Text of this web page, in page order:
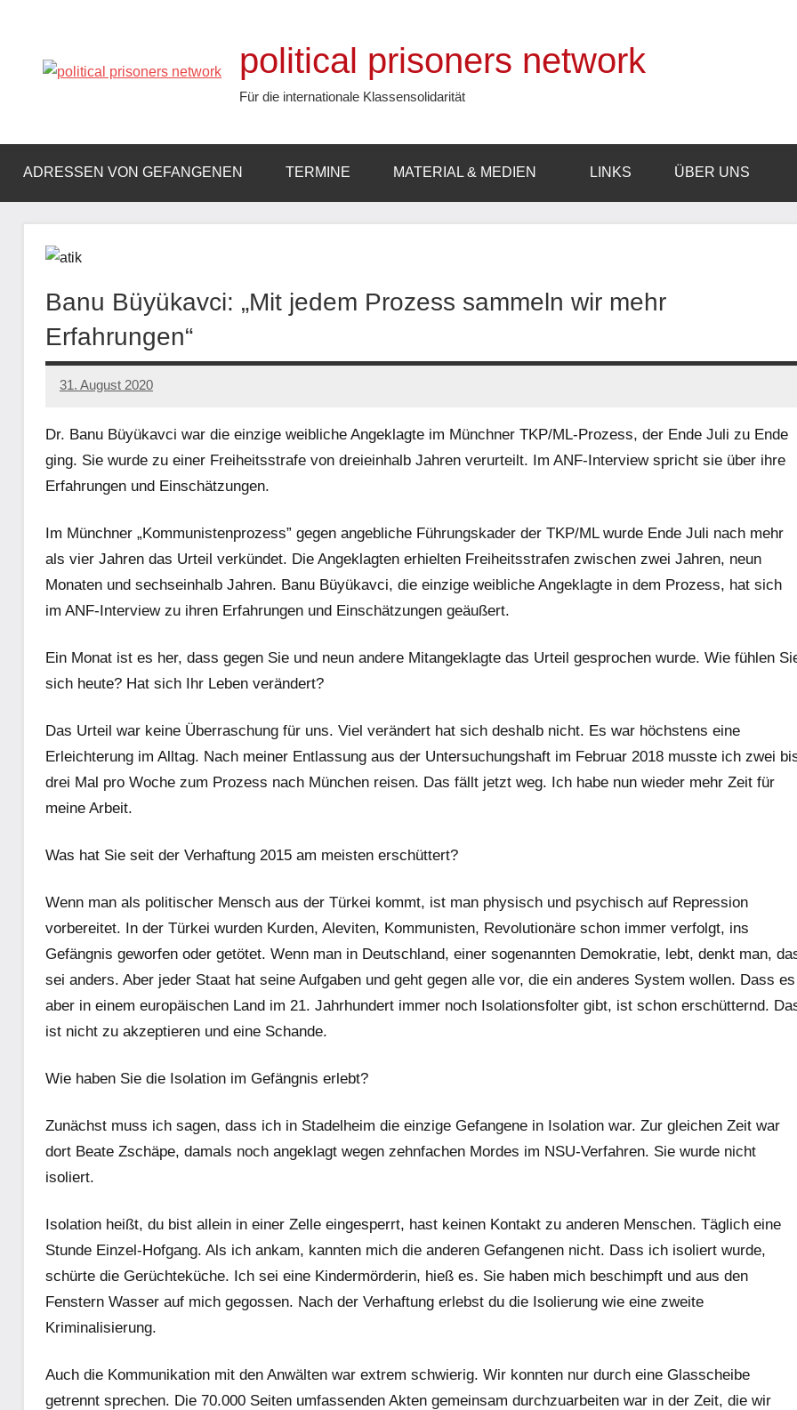
springen
political prisoners network
Für die internationale Klassensolidarität
ADRESSEN VON GEFANGENEN TERMINE MATERIAL & MEDIEN LINKS ÜBER UNS
Banu Büyükavci: „Mit jedem Prozess sammeln wir mehr
Erfahrungen“
31. August 2020
admin
Dr. Banu Büyükavci war die einzige weibliche Angeklagte im Münchner TKP/ML-Prozess, der Ende Juli zu Ende
ging. Sie wurde zu einer Freiheitsstrafe von dreieinhalb Jahren verurteilt. Im ANF-Interview spricht sie über ihre
Erfahrungen und Einschätzungen.
Im Münchner „Kommunistenprozess” gegen angebliche Führungskader der TKP/ML wurde Ende Juli nach mehr
als vier Jahren das Urteil verkündet. Die Angeklagten erhielten Freiheitsstrafen zwischen zwei Jahren, neun
Monaten und sechseinhalb Jahren. Banu Büyükavci, die einzige weibliche Angeklagte in dem Prozess, hat sich
im ANF-Interview zu ihren Erfahrungen und Einschätzungen geäußert.
Ein Monat ist es her, dass gegen Sie und neun andere Mitangeklagte das Urteil gesprochen wurde. Wie fühlen
sich heute? Hat sich Ihr Leben verändert?
Das Urteil war keine Überraschung für uns. Viel verändert hat sich deshalb nicht. Es war höchstens eine
Erleichterung im Alltag. Nach meiner Entlassung aus der Untersuchungshaft im Februar 2018 musste ich zwei
drei Mal pro Woche zum Prozess nach München reisen. Das fällt jetzt weg. Ich habe nun wieder mehr Zeit für
meine Arbeit.
Was hat Sie seit der Verhaftung 2015 am meisten erschüttert?
Wenn man als politischer Mensch aus der Türkei kommt, ist man physisch und psychisch auf Repression
vorbereitet. In der Türkei wurden Kurden, Aleviten, Kommunisten, Revolutionäre schon immer verfolgt, ins
Gefängnis geworfen oder getötet. Wenn man in Deutschland, einer sogenannten Demokratie, lebt, denkt man,
sei anders. Aber jeder Staat hat seine Aufgaben und geht gegen alle vor, die ein anderes System wollen. Dass es
aber in einem europäischen Land im 21. Jahrhundert immer noch Isolationsfolter gibt, ist schon erschütternd.
ist nicht zu akzeptieren und eine Schande.
Wie haben Sie die Isolation im Gefängnis erlebt?
Zunächst muss ich sagen, dass ich in Stadelheim die einzige Gefangene in Isolation war. Zur gleichen Zeit war
dort Beate Zschäpe, damals noch angeklagt wegen zehnfachen Mordes im NSU-Verfahren. Sie wurde nicht
isoliert.
Isolation heißt, du bist allein in einer Zelle eingesperrt, hast keinen Kontakt zu anderen Menschen. Täglich eine
Stunde Einzel-Hofgang. Als ich ankam, kannten mich die anderen Gefangenen nicht. Dass ich isoliert wurde,
schürte die Gerüchteküche. Ich sei eine Kindermörderin, hieß es. Sie haben mich beschimpft und aus den
Fenstern Wasser auf mich gegossen. Nach der Verhaftung erlebst du die Isolierung wie eine zweite
Kriminalisierung.
Auch die Kommunikation mit den Anwälten war extrem schwierig. Wir konnten nur durch eine Glasscheibe
getrennt sprechen. Die 70.000 Seiten umfassenden Akten gemeinsam durchzuarbeiten war in der Zeit, die wir